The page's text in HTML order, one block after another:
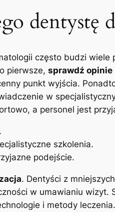
dentystę
często budzi
pierwsze, sprawdź⁤ opinie
punkt wyjścia.
w
a personel⁤ jest⁣
szkolenia.
podejście.
. Dentyści z
w umawianiu wizyt.⁤
i ⁤metody